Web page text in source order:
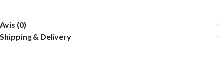
Avis (0)
Shipping & Delivery